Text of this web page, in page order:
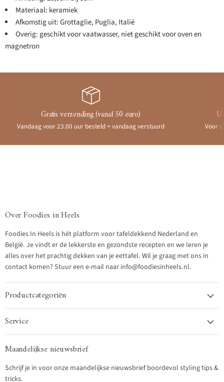
Materiaal: keramiek
Afkomstig uit: Grottaglie, Puglia, Italië
Overig: geschikt voor vaatwasser, niet geschikt voor oven en
magnetron
Gratis verzending (vanaf 50 euro)
Vandaag voor 23.00 uur besteld = vandaag verstuurd Voor
Over Foodies in Heels
Foodies In Heels is hét platform voor tafeldekkend Nederland en
België. Je vindt er de lekkerste en gezondste recepten en we leren je
alles over het prachtig dekken van je eettafel. Wil je graag met ons in
contact komen? Stuur een e-mail naar info@foodiesinheels.nl.
Productcategoriën
Service
Maandelijkse nieuwsbrief
Schrijf je in voor onze maandelijkse nieuwsbrief boordevol styling tips &
tricks.